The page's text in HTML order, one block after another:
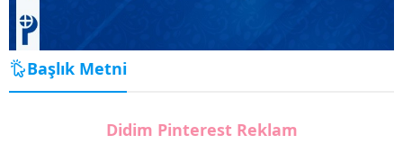
Başlık Metni
Didim Pinterest Reklam